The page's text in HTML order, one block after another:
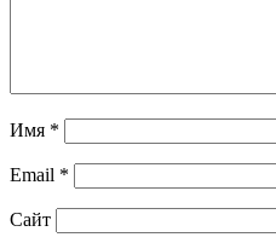
Имя *
Email *
Сайт